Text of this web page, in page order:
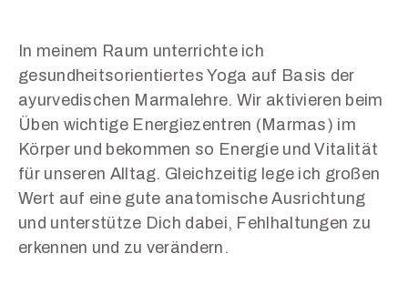
In meinem Raum unterrichte ich
gesundheitsorientiertes Yoga auf Basis der
ayurvedischen Marmalehre. Wir aktivieren beim
Üben wichtige Energiezentren (Marmas) im
Körper und bekommen so Energie und Vitalität
für unseren Alltag. Gleichzeitig lege ich großen
Wert auf eine gute anatomische Ausrichtung
und unterstütze Dich dabei, Fehlhaltungen zu
erkennen und zu verändern.